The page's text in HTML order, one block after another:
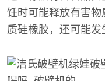
饪时可能释放有害
质硅橡胶，还可能发